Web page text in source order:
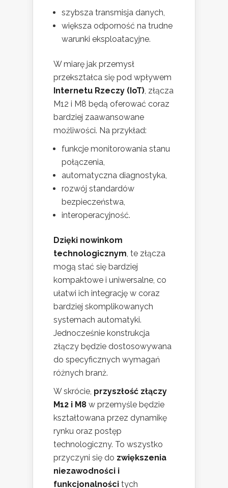
szybsza transmisja danych,
większa odporność na trudne
warunki eksploatacyjne.
W miarę jak przemysł
przekształca się pod wpływem
Internetu Rzeczy (IoT), złącza
M12 i M8 będą oferować coraz
bardziej zaawansowane
możliwości. Na przykład:
funkcje monitorowania stanu
połączenia,
automatyczna diagnostyka,
rozwój standardów
bezpieczeństwa,
interoperacyjność.
Dzięki nowinkom
technologicznym, te złącza
mogą stać się bardziej
kompaktowe i uniwersalne, co
ułatwi ich integrację w coraz
bardziej skomplikowanych
systemach automatyki.
Jednocześnie konstrukcja
złączy będzie dostosowywana
do specyficznych wymagań
różnych branż.
W skrócie, przyszłość złączy
M12 i M8 w przemyśle będzie
kształtowana przez dynamikę
rynku oraz postęp
technologiczny. To wszystko
przyczyni się do zwiększenia
niezawodności i
funkcjonalności tych